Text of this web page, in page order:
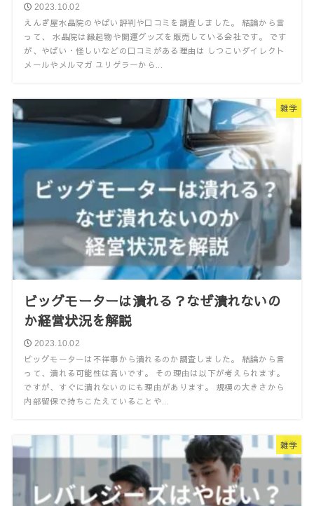
2023.10.02
えんぎ屋水晶院のやばい評判や口コミを調査しました。 結論から言
って、 水晶院は縁起物や開運グッズを販売している会社です。 です
が、やばい・怪しいなどの口コミがある理由は しつこいダイレクト
メールやメルマガ ユリゲラーから...
雑学
ビッグモーターは潰れる？なぜ潰れないの
か経営状況を解説
2023.10.02
ビッグモーターは不祥事から潰れるのか調査しました。 結論から言
って、潰れる可能性は高いです。 その理由は以下が考えられます。
ですが、すぐに潰れないのにも理由があります。 規模の大きさから
内部留保で持ちこたえていることや...
雑学